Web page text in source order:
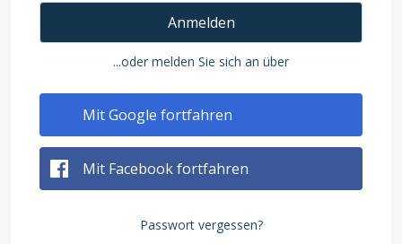
Anmelden
...oder melden Sie sich an über
Mit Google fortfahren
Mit Facebook fortfahren
Passwort vergessen?